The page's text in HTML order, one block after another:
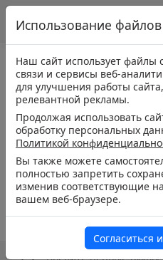
Использование
Наш сайт использует файлы
связи и сервисы веб-
для улучшения работы
релевантной рекламы.
Продолжая использовать
обработку персональных
Политикой
Вы также можете
полностью запретить
изменив соответствующие
вашем веб-браузере.
Согласиться